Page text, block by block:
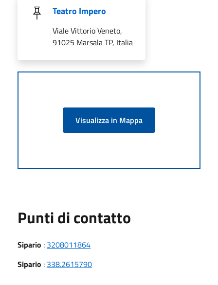
Teatro Impero
Viale Vittorio Veneto,
91025 Marsala TP, Italia
Visualizza in Mappa
Punti di contatto
Sipario : 3208011864
Sipario : 338.2615790